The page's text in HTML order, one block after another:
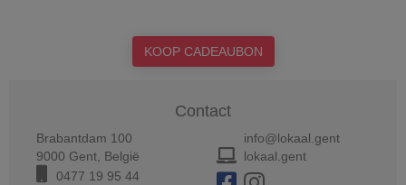
KOOP CADEAUBON
Contact
Brabantdam 100
9000 Gent België
0477 19 95 44
info@lokaal.gent
lokaal.gent